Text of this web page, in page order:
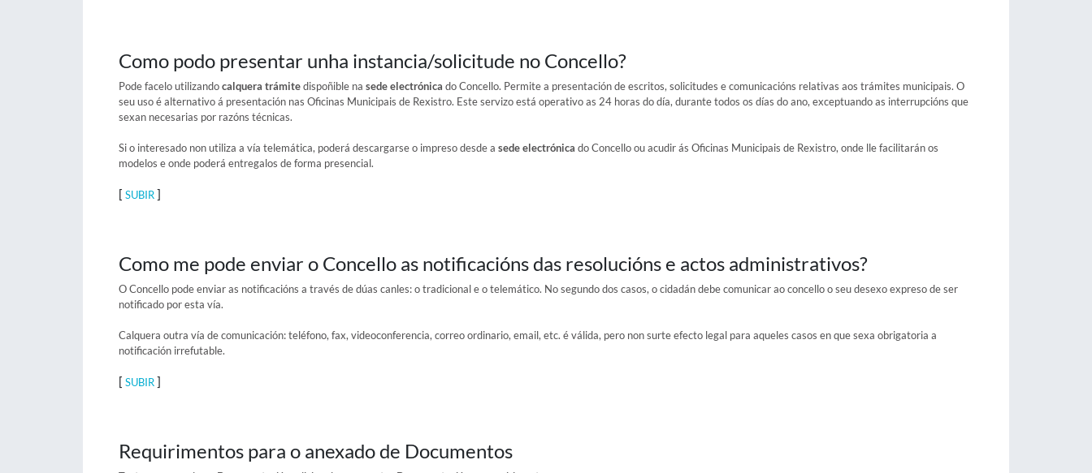
Como podo presentar unha instancia/solicitude no Concello?
Pode facelo utilizandocalquera trámitedispoñible na sede electrónica do Concello. Permite a presentación de escritos, solicitudes e comunicacións relativas aos trámites municipais. O
seu uso é alternativo á presentación nas Oficinas Municipais de Rexistro. Este servizo está operativo as 24 horas do día, durante todos os días do ano, exceptuando as interrupcións que
sexan necesarias por razóns técnicas.
Si o interesado non utiliza a vía telemática, poderá descargarse o impreso desde a sede electrónica do Concello ou acudir ás Oficinas Municipais de Rexistro, onde lle facilitarán os
modelos e onde poderá entregalos de forma presencial.
[ SUBIR]
Como me pode enviar o Concello as notificacións das resolucións e actos administrativos?
O Concello pode enviar as notificacións a través de dúas canles: o tradicional e o telemático. No segundo dos casos, o cidadán debe comunicar ao concello o seu desexo expreso de ser
notificado por esta vía.
Calquera outra vía de comunicación: teléfono, fax, videoconferencia, correo ordinario, email, etc. é válida, pero non surte efecto legal para aqueles casos en que sexa obrigatoria a
notificación irrefutable.
[ SUBIR]
Requirimentos para o anexado de Documentos